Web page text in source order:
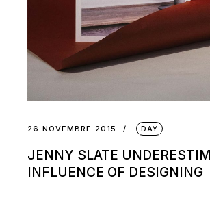
26 NOVEMBRE 2015 DAY
JENNY SLATE
INFLUENCE OF DESIGNING